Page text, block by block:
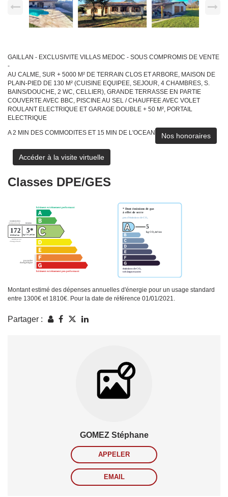
GAILLAN - EXCLUSIVITE VILLAS MEDOC - SOUS COMPROMIS DE VENTE
-
AU CALME, SUR + 5000 M² DE TERRAIN CLOS ET ARBORE, MAISON DE
PLAIN-PIED DE 130 M² (CUISINE EQUIPEE, SEJOUR, 4 CHAMBRES, S.
BAINS/DOUCHE, 2 WC, CELLIER), GRANDE TERRASSE EN PARTIE
COUVERTE AVEC BBC, PISCINE AU SEL / CHAUFFEE AVEC VOLET
ROULANT ELECTRIQUE ET GARAGE DOUBLE + 50 M², PORTAIL
ELECTRIQUE
A 2 MIN DES COMMODITES ET 15 MIN DE L'OCEAN Nos honoraires
Accéder à la visite virtuelle
Classes DPE/GES
Montant estimé des dépenses annuelles d'énergie pour un usage standard
entre 1300€ et 1810€. Pour la date de référence 01/01/2021.
Partager :
GOMEZ Stéphane
APPELER
EMAIL